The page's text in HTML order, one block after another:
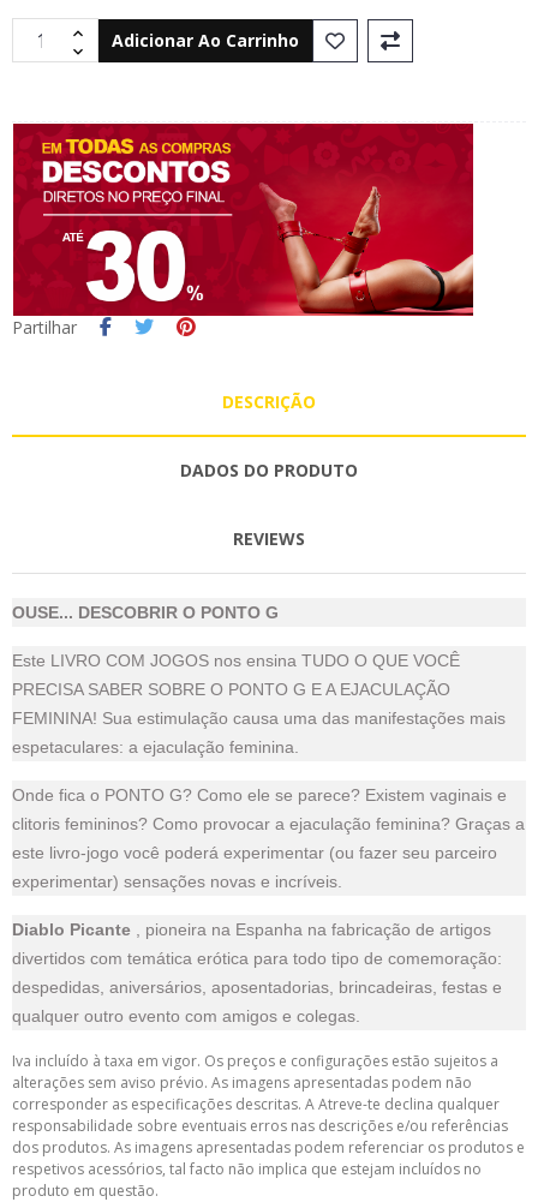
Adicionar Ao Carrinho
Partilhar
DESCRIÇÃO
DADOS DO PRODUTO
REVIEWS
OUSE... DESCOBRIR O PONTO G
Este LIVRO COM JOGOS nos ensina TUDO O QUE VOCÊ
PRECISA SABER SOBRE O PONTO G E A EJACULAÇÃO
FEMININA! Sua estimulação causa uma das manifestações mais
espetaculares: a ejaculação feminina.
Onde fica o PONTO G? Como ele se parece? Existem vaginais e
clitoris femininos? Como provocar a ejaculação feminina? Graças a
este livro-jogo você poderá experimentar (ou fazer seu parceiro
experimentar) sensações novas e incríveis.
Diablo Picante , pioneira na Espanha na fabricação de artigos
divertidos com temática erótica para todo tipo de comemoração:
despedidas, aniversários, aposentadorias, brincadeiras, festas e
qualquer outro evento com amigos e colegas.
Iva incluído à taxa em vigor. Os preços e configurações estão sujeitos a
alterações sem aviso prévio. As imagens apresentadas podem não
corresponder as especificações descritas. A Atreve-te declina qualquer
responsabilidade sobre eventuais erros nas descrições e/ou referências
dos produtos. As imagens apresentadas podem referenciar os produtos e
respetivos acessórios, tal facto não implica que estejam incluídos no
produto em questão.